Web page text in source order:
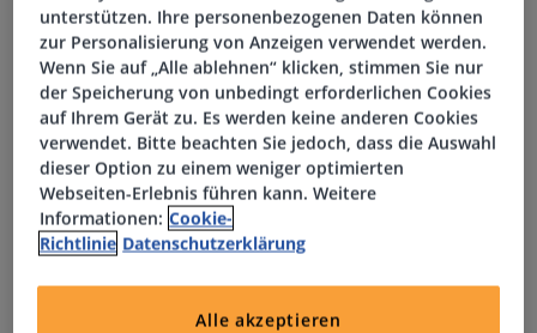
Ihre Aufgaben
Eigenverantwortliche Betreuung und
Weiterentwicklung eines festen regionalen
Vertriebsgebietes
Pflege bestehender Kundenbeziehungen sowie aktive
Neukundengewinnung
Durchführung von persönlichen Beratungsgesprächen
und Produktpräsentationen beim Kunden vor Ort
Analyse individueller Kundenbedarfe und Entwicklung
passender Lösungen
unterstützen. Ihre personenbezogenen Daten können
zur Personalisierung von Anzeigen verwendet werden.
Wenn Sie auf „Alle ablehnen“ klicken, stimmen Sie nur
der Speicherung von unbedingt erforderlichen Cookies
auf Ihrem Gerät zu. Es werden keine anderen Cookies
verwendet. Bitte beachten Sie jedoch, dass die Auswahl
dieser Option zu einem weniger optimierten
Webseiten-Erlebnis führen kann. Weitere
Informationen: Cookie-
Richtlinie Datenschutzerklärung
Alle akzeptieren